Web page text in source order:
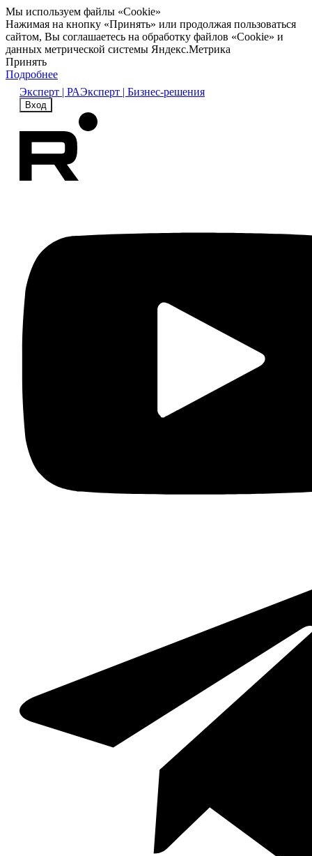
Мы используем файлы «Cookie»
Нажимая на кнопку «Принять» или продолжая пользоваться
сайтом, Вы соглашаетесь на обработку файлов «Cookie» и
данных метрической системы Яндекс.Метрика
Принять
Подробнее
Эксперт | РАЭксперт | Бизнес-решения
Вход